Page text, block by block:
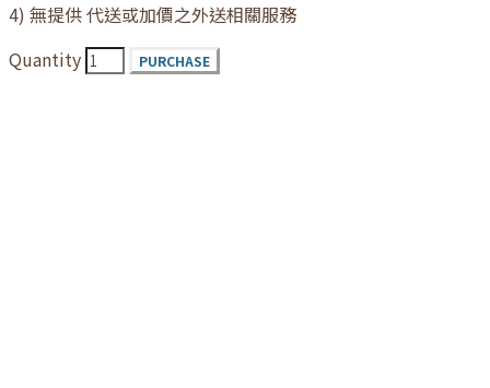
4) 無提供 代送或加價之外送相關服務
Quantity
PURCHASE